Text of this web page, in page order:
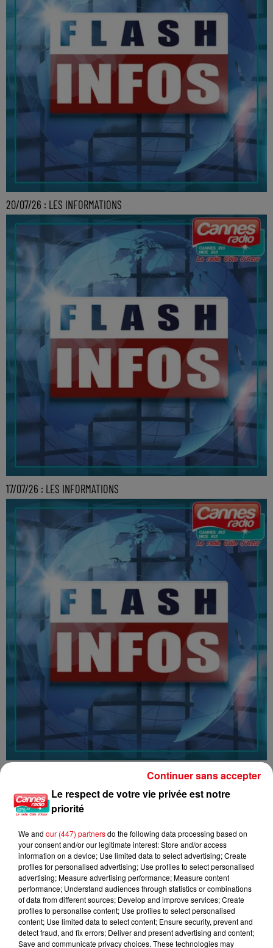
20/07/26 : LES INFORMATIONS
17/07/26 : LES INFORMATIONS
Le respect de votre vie privée est notre
priorité
We and our (447) partnersdo the following data processing based on
your consent and/or our legitimate interest: Store and/or access
information on a device; Use limited data to select advertising; Create
profiles for personalised advertising; Use profiles to select personalised
advertising; Measure advertising performance; Measure content
performance; Understand audiences through statistics or combinations
of data from different sources; Develop and improve services; Create
profiles to personalise content; Use profiles to select personalised
content; Use limited data to select content; Ensure security, prevent and
detect fraud, and fix errors; Deliver and present advertising and content;
Save and communicate privacy choices. These technologies may
Continuer sans accepter